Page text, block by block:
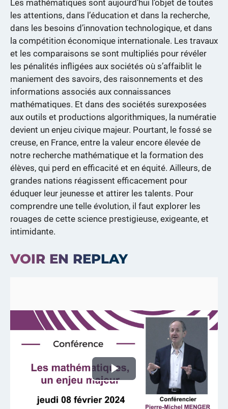
Les mathématiques sont aujourd’hui l’objet de toutes
les attentions, dans l’éducation et dans la recherche,
dans les besoins d’innovation technologique, et dans
la compétition économique internationale. Les travaux
et les comparaisons se sont multipliés pour révéler
les pénalités infligées aux sociétés où s’affaiblit le
maniement des savoirs, des raisonnements et des
informations associés aux connaissances
mathématiques. Et dans des sociétés surexposées
aux outils et productions algorithmiques, la numératie
devient un enjeu civique majeur. Pourtant, le fossé se
creuse, en France, entre la valeur encore élevée de
notre recherche mathématique et la formation des
élèves, qui perd en efficacité et en équité. Ailleurs, de
grandes nations réagissent efficacement pour
éduquer leur jeunesse et attirer les talents. Pour
comprendre une telle évolution, il faut explorer les
rouages de cette science prestigieuse, exigeante, et
intimidante.
VOIR EN REPLAY